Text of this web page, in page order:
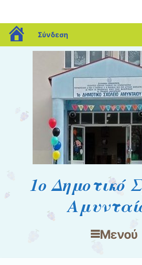
blogs.sch.gr
Σύνδεση
1o Δημοτικό
Μενού